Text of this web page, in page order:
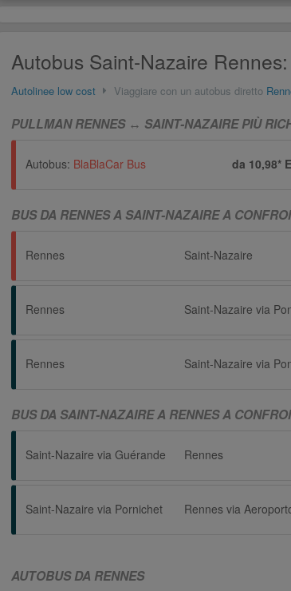
Autobus Saint-Nazaire
Autolinee low cost Viaggiare con un autobus diretto
PULLMAN RENNES ↔ SAINT-NAZAIRE PIÙ
Autobus: BlaBlaCar Bus da 10,98*
BUS DA RENNES A SAINT-NAZAIRE A
Rennes Saint-Nazaire
Rennes
Rennes
BUS DA SAINT-NAZAIRE A RENNES A
Saint-Nazaire via Guérande Rennes
Saint-Nazaire via Pornichet
AUTOBUS DA RENNES